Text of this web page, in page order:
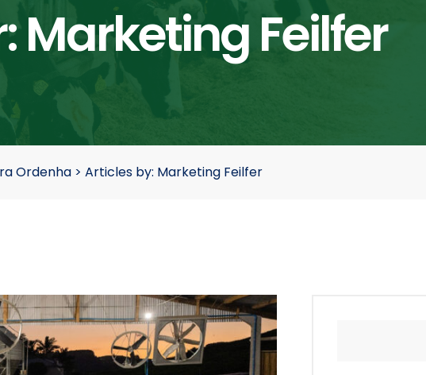
Marketing Feilfer
Ordenha > Articles by: Marketing Feilfer